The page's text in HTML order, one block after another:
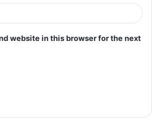
website in this browser for the next